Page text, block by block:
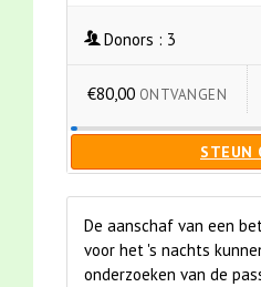
Donors : 3
€80,00 ONTVANGEN
STEUN
De aanschaf van een
voor het 's nachts
onderzoeken van de